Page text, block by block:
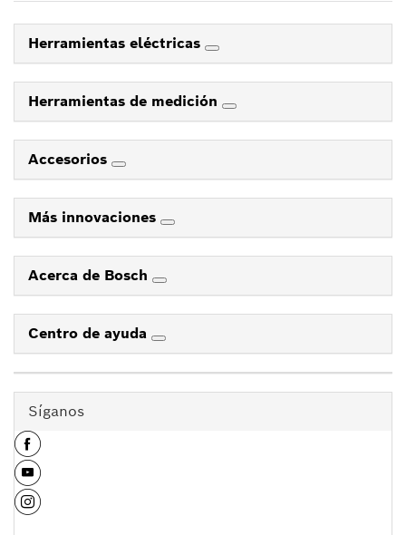
Herramientas eléctricas
Herramientas de medición
Accesorios
Más innovaciones
Acerca de Bosch
Centro de ayuda
Síganos